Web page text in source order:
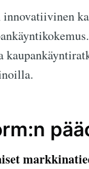
innovatiivinen